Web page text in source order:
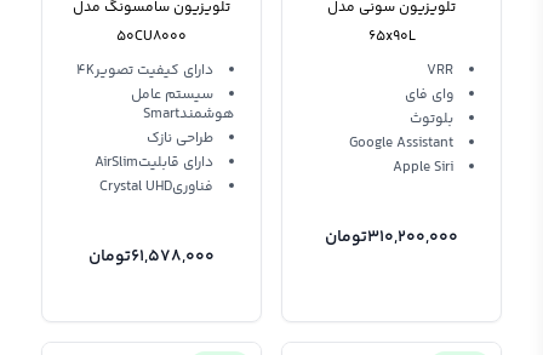
تلویزیون سونی مدل
65x90L
VRR
وای فای
بلوتوث
Google Assistant
Apple Siri
310,200,000تومان
تلویزیون سامسونگ مدل
50CU8000
دارای کیفیت تصویر4K
سیستم عامل
هوشمندSmart
طراحی نازک
دارای قابلیتAirSlim
فناوریCrystal UHD
61,578,000تومان